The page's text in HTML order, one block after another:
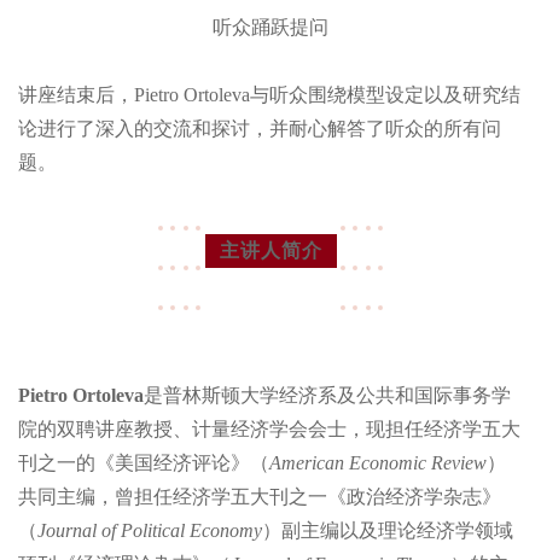
听众踊跃提问
讲座结束后，Pietro Ortoleva与听众围绕模型设定以及研究结
论进行了深入的交流和探讨，并耐心解答了听众的所有问
题。
主讲人简介
Pietro Ortoleva是普林斯顿大学经济系及公共和国际事务学
院的双聘讲座教授、计量经济学会会士，现担任经济学五大
刊之一的《美国经济评论》（American Economic Review）
共同主编，曾担任经济学五大刊之一《政治经济学杂志》
（Journal of Political Economy）副主编以及理论经济学领域